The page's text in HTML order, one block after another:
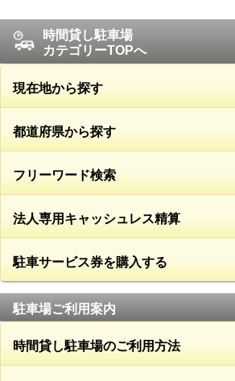
時間貸し駐車場
カテゴリーTOPへ
現在地から探す
都道府県から探す
フリーワード検索
法人専用キャッシュレス精算
駐車サービス券を購入する
駐車場ご利用案内
時間貸し駐車場のご利用方法